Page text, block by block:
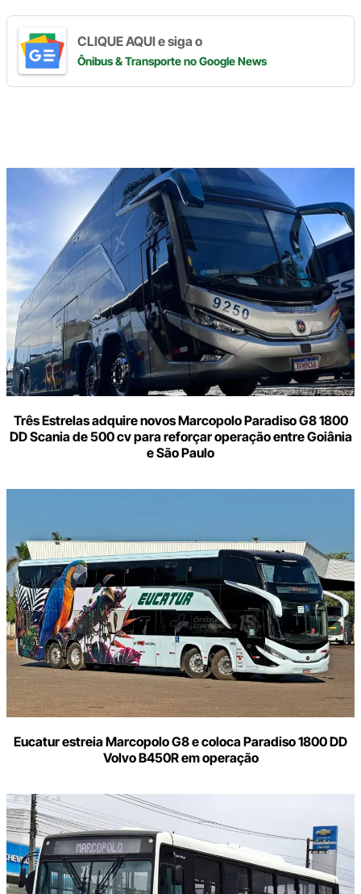
CLIQUE AQUI e siga o
Ônibus & Transporteno Google News
Três Estrelas adquire novos Marcopolo Paradiso G8 1800
DD Scania de 500 cv para reforçar operação entre Goiânia
e São Paulo
Eucatur estreia Marcopolo G8 e coloca Paradiso 1800 DD
Volvo B450R em operação
seu
mail